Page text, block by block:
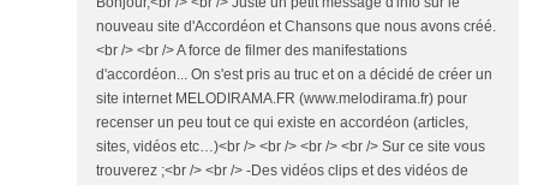
nouveau site d'Accordéon et Chansons que nous avons créé.
<br /> <br /> A force de filmer des manifestations
d'accordéon... On s'est pris au truc et on a décidé de créer un
site internet MELODIRAMA.FR (www.melodirama.fr) pour
recenser un peu tout ce qui existe en accordéon (articles,
sites, vidéos etc…)<br /> <br /> <br /> <br /> Sur ce site vous
trouverez ;<br /> <br /> -Des vidéos clips et des vidéos de